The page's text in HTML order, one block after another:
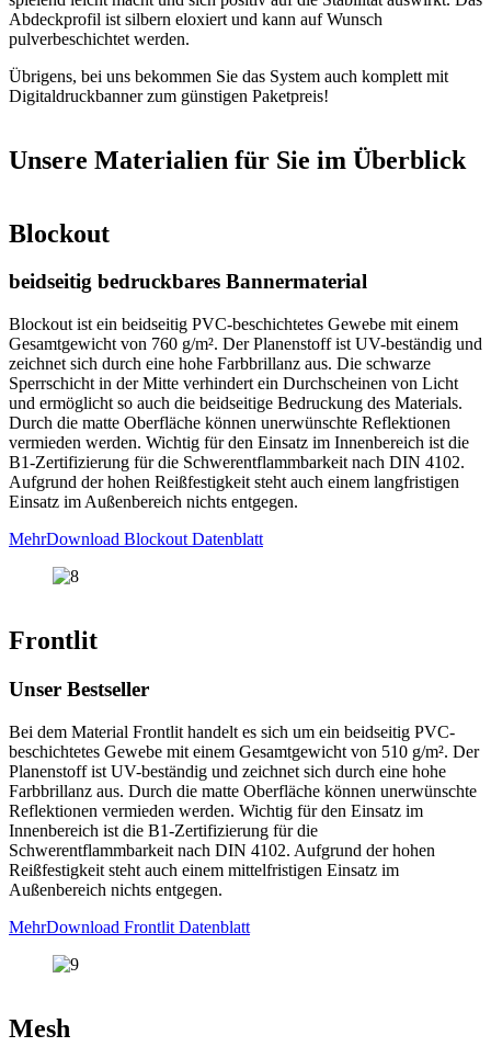
Abdeckprofil ist silbern eloxiert und kann auf Wunsch
pulverbeschichtet werden.
Übrigens, bei uns bekommen Sie das System auch komplett mit
Digitaldruckbanner zum günstigen Paketpreis!
Unsere Materialien für Sie im Überblick
Blockout
beidseitig bedruckbares Bannermaterial
Blockout ist ein beidseitig PVC-beschichtetes Gewebe mit einem
Gesamtgewicht von 760 g/m². Der Planenstoff ist UV-beständig und
zeichnet sich durch eine hohe Farbbrillanz aus. Die schwarze
Sperrschicht in der Mitte verhindert ein Durchscheinen von Licht
und ermöglicht so auch die beidseitige Bedruckung des Materials.
Durch die matte Oberfläche können unerwünschte Reflektionen
vermieden werden. Wichtig für den Einsatz im Innenbereich ist die
B1-Zertifizierung für die Schwerentflammbarkeit nach DIN 4102.
Aufgrund der hohen Reißfestigkeit steht auch einem langfristigen
Einsatz im Außenbereich nichts entgegen.
MehrDownload Blockout Datenblatt
Frontlit
Unser Bestseller
Bei dem Material Frontlit handelt es sich um ein beidseitig PVC-
beschichtetes Gewebe mit einem Gesamtgewicht von 510 g/m². Der
Planenstoff ist UV-beständig und zeichnet sich durch eine hohe
Farbbrillanz aus. Durch die matte Oberfläche können unerwünschte
Reflektionen vermieden werden. Wichtig für den Einsatz im
Innenbereich ist die B1-Zertifizierung für die
Schwerentflammbarkeit nach DIN 4102. Aufgrund der hohen
Reißfestigkeit steht auch einem mittelfristigen Einsatz im
Außenbereich nichts entgegen.
MehrDownload Frontlit Datenblatt
Mesh